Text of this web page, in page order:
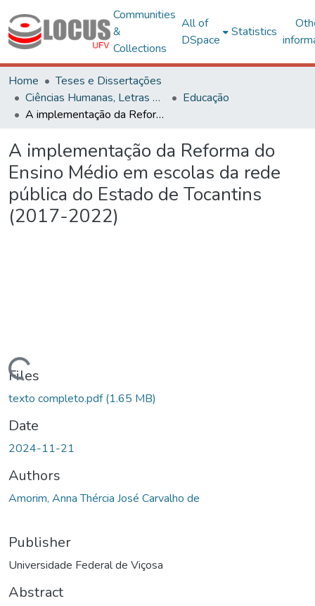
Communities
&
Collections
All of
DSpace
Statistics
Home
Teses e Dissertações
Ciências Humanas, Letras e Artes
Educação
A implementação da Reforma do Ensino Médio em escolas da rede pública do Estado de Tocantins (2017-2022)
A implementação da Reforma do
Ensino Médio em escolas da rede
pública do Estado de Tocantins
(2017-2022)
Files
texto completo.pdf(1.65 MB)
Date
2024-11-21
Authors
Amorim, Anna Thércia José Carvalho de
Publisher
Universidade Federal de Viçosa
Abstract